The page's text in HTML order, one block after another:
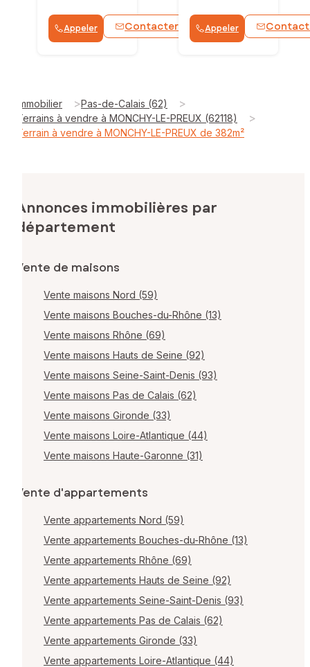
Appeler Contacter WhatsApp
Appeler
Immobilier >Pas-de-Calais (62) >
Terrains à vendre à MONCHY-LE-PREUX (62118) >
Terrain à vendre à MONCHY-LE-PREUX de 382m²
Annonces immobilières par
département
Vente de maisons
Vente maisons Nord (59)
Vente maisons Bouches-du-Rhône (13)
Vente maisons Rhône (69)
Vente maisons Hauts de Seine (92)
Vente maisons Seine-Saint-Denis (93)
Vente maisons Pas de Calais (62)
Vente maisons Gironde (33)
Vente maisons Loire-Atlantique (44)
Vente maisons Haute-Garonne (31)
Vente d'appartements
Vente appartements Nord (59)
Vente appartements Bouches-du-Rhône (13)
Vente appartements Rhône (69)
Vente appartements Hauts de Seine (92)
Vente appartements Seine-Saint-Denis (93)
Vente appartements Pas de Calais (62)
Vente appartements Gironde (33)
Vente appartements Loire-Atlantique (44)